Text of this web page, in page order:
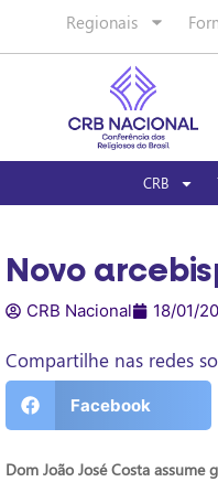
Regionais
CRB
Novo
CRB Nacional 18/01/
Compartilhe nas redes
Facebook
Dom João José Costa assume